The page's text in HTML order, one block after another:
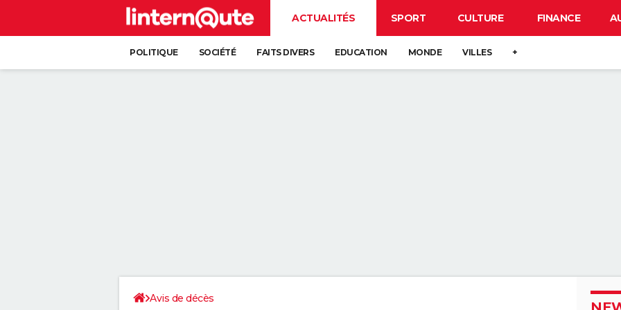
ACTUALITÉS SPORT CULTURE FINANCE
POLITIQUE SOCIÉTÉ FAITS DIVERS EDUCATION MONDE VILLES +
Avis de décès